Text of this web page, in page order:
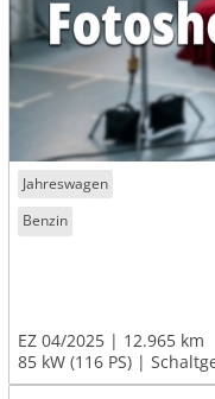
Jahreswagen
Benzin
EZ 04/2025
12.965 km
85 kW (116 PS)